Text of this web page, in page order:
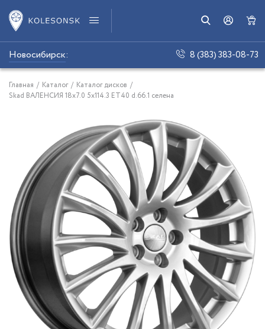
Новосибирск: 8 (383) 383-08-73
Главная / Каталог / Каталог дисков /
Skad ВАЛЕНСИЯ 18x7.0 5x114.3 ET40 d.66.1 селена